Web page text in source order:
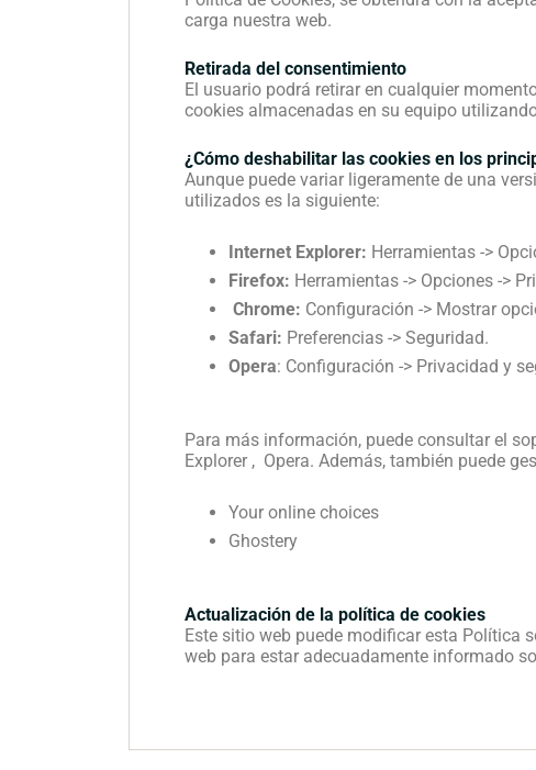
carga nuestra web.
Retirada del consentimiento
El usuario podrá retirar en cualquier
cookies almacenadas en su equipo
¿Cómo deshabilitar las cookies en los
Aunque puede variar ligeramente de una
utilizados es la siguiente:
Internet Explorer: Herramientas ->
Firefox: Herramientas -> Opciones ->
Chrome: Configuración -> Mostrar
Safari: Preferencias -> Seguridad.
Opera: Configuración -> Privacidad y
Para más información, puede consultar el
Explorer , Opera. Además, también puede
Your online choices
Ghostery
Actualización de la política de cookies
Este sitio web puede modificar esta Política
web para estar adecuadamente informado